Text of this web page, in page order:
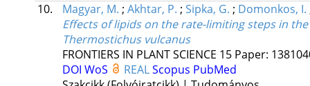
10.
Magyar, M. ; Akhtar, P. ; Sipka, G. ; Domonkos, I.
Effects of lipids on the rate-limiting steps in
Thermostichus vulcanus
FRONTIERS IN PLANT SCIENCE 15 Paper:
DOI WoS REALScopus PubMed